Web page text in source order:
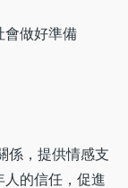
會做好準備
係，提供情感支
人的信任，促進